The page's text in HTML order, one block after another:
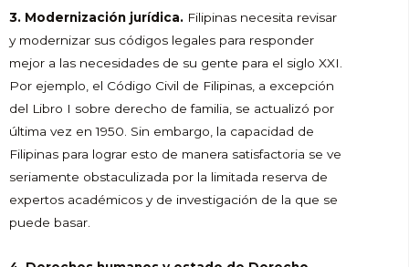
3. Modernización jurídica. Filipinas necesita revisar
y modernizar sus códigos legales para responder
mejor a las necesidades de su gente para el siglo XXI.
Por ejemplo, el Código Civil de Filipinas, a excepción
del Libro I sobre derecho de familia, se actualizó por
última vez en 1950. Sin embargo, la capacidad de
Filipinas para lograr esto de manera satisfactoria se ve
seriamente obstaculizada por la limitada reserva de
expertos académicos y de investigación de la que se
puede basar.